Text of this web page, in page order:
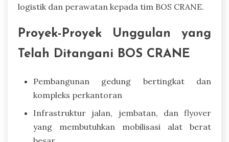
logistik dan perawatan kepada tim BOS CRANE.
Proyek-Proyek Unggulan yang
Telah Ditangani BOS CRANE
Pembangunan gedung bertingkat dan
kompleks perkantoran
Infrastruktur jalan, jembatan, dan flyover
yang membutuhkan mobilisasi alat berat